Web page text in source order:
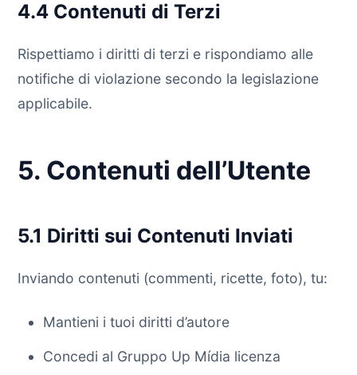
4.4 Contenuti di Terzi
Rispettiamo i diritti di terzi e rispondiamo alle
notifiche di violazione secondo la legislazione
applicabile.
5. Contenuti dell’Utente
5.1 Diritti sui Contenuti Inviati
Inviando contenuti (commenti, ricette, foto), tu:
Mantieni i tuoi diritti d’autore
Concedi al Gruppo Up Mídia licenza